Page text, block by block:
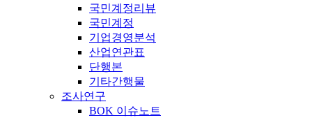
국민계정리뷰
국민계정
기업경영분석
산업연관표
단행본
기타간행물
조사연구
BOK 이슈노트